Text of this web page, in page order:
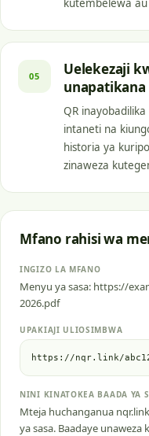
kutembelewa
05
Uelekezaji
unapatikana
QR
intaneti na
historia ya
zinaweza
Mfano rahisi wa
INGIZO LA MFANO
Menyu ya sasa: https://
2026.pdf
UPAKIAJI ULIOSIMBWA
https://nqr.link/
NINI KINATOKEA BAADA YA
Mteja huchanganua
ya sasa. Baadaye unaweza